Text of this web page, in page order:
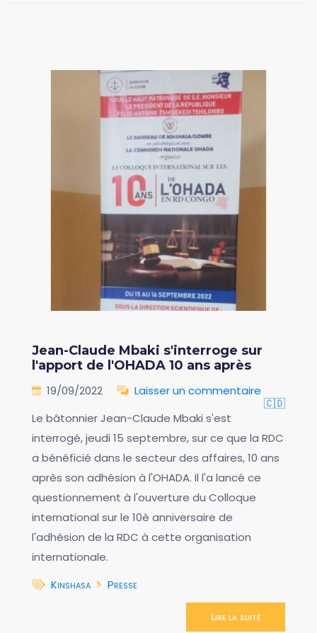
Jean-Claude Mbaki s'interroge sur
l'apport de l'OHADA 10 ans après
19/09/2022
Laisser un commentaire
🇨🇩
Le bâtonnier Jean-Claude Mbaki s'est
interrogé, jeudi 15 septembre, sur ce que la RDC
a bénéficié dans le secteur des affaires, 10 ans
après son adhésion à l'OHADA. Il l'a lancé ce
questionnement à l'ouverture du Colloque
international sur le 10è anniversaire de
l'adhésion de la RDC à cette organisation
internationale.
Kinshasa
Presse
Lire la suite